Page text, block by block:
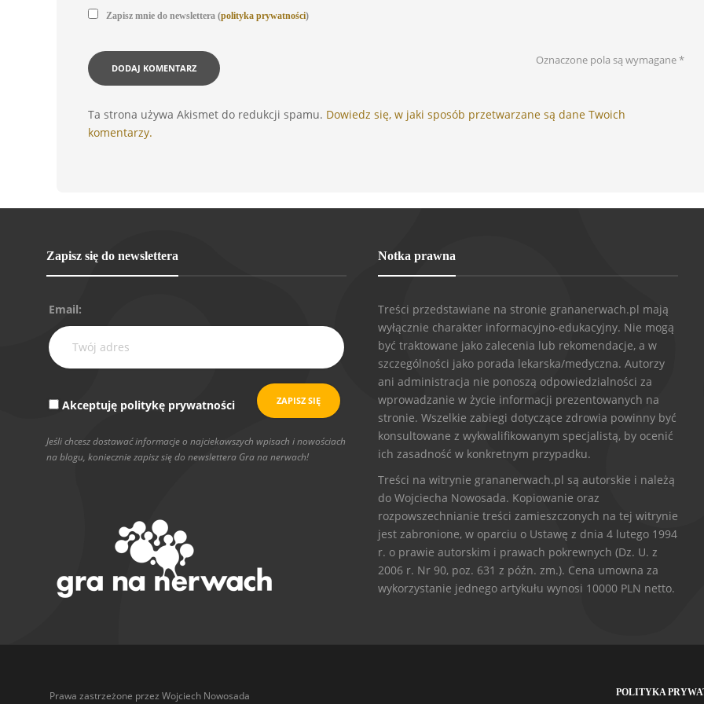
Zapisz mnie do newslettera (polityka prywatności)
Oznaczone pola są wymagane*
Ta strona używa Akismet do redukcji spamu. Dowiedz się, w jaki sposób przetwarzane są dane Twoich
komentarzy.
Zapisz się do newslettera
Email:
Akceptuję politykę prywatności
Jeśli chcesz dostawać informacje o najciekawszych wpisach i nowościach
na blogu, koniecznie zapisz się do newslettera Gra na nerwach!
Notka prawna
Treści przedstawiane na stronie grananerwach.pl mają
wyłącznie charakter informacyjno-edukacyjny. Nie mogą
być traktowane jako zalecenia lub rekomendacje, a w
szczególności jako porada lekarska/medyczna. Autorzy
ani administracja nie ponoszą odpowiedzialności za
wprowadzanie w życie informacji prezentowanych na
stronie. Wszelkie zabiegi dotyczące zdrowia powinny być
konsultowane z wykwalifikowanym specjalistą, by ocenić
ich zasadność w konkretnym przypadku.
Treści na witrynie grananerwach.pl są autorskie i należą
do Wojciecha Nowosada. Kopiowanie oraz
rozpowszechnianie treści zamieszczonych na tej witrynie
jest zabronione, w oparciu o Ustawę z dnia 4 lutego 1994
r. o prawie autorskim i prawach pokrewnych (Dz. U. z
2006 r. Nr 90, poz. 631 z późn. zm.). Cena umowna za
wykorzystanie jednego artykułu wynosi 10000 PLN netto.
Prawa zastrzeżone przez Wojciech Nowosada POLITYKA